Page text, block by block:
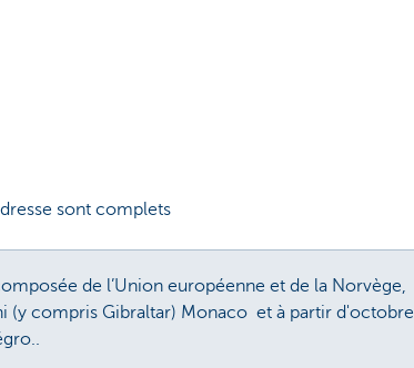
sont complets
de l’Union européenne et de la Norvège,
(y compris Gibraltar) Monaco et à partir d'octobre